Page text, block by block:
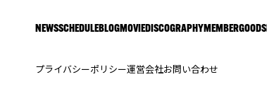
NEWSSCHEDULE BLOGMOVIE DISCOGRAPHY MEMBERGOODS
プライバシーポリシー運営会社お問い合わせ